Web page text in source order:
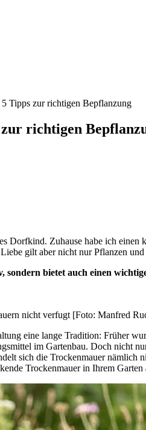
Tipps zur richtigen Bepflanzung
richtigen
Dorfkind. Zuhause habe ich
gilt aber nicht nur Pflanzen
bietet auch einen
nicht verfugt [Foto: Manfred
eine lange Tradition: Früher
im Gartenbau. Doch nicht
sich die Trockenmauer nämlich
Trockenmauer in Ihrem Garten